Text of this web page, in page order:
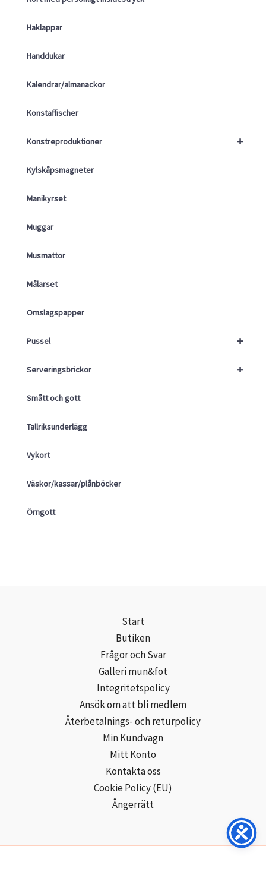
Haklappar
Handdukar
Kalendrar/almanackor
Konstaffischer
+
Konstreproduktioner
Kylskåpsmagneter
Manikyrset
Muggar
Musmattor
Målarset
Omslagspapper
+
Pussel
+
Serveringsbrickor
Smått och gott
Tallriksunderlägg
Vykort
Väskor/kassar/plånböcker
Örngott
Start
Butiken
Frågor och Svar
Galleri mun&fot
Integritetspolicy
Ansök om att bli medlem
Återbetalnings- och returpolicy
Min Kundvagn
Mitt Konto
Kontakta oss
Cookie Policy (EU)
Ångerrätt